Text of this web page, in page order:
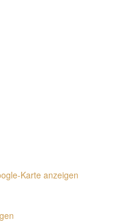
Karte anzeigen